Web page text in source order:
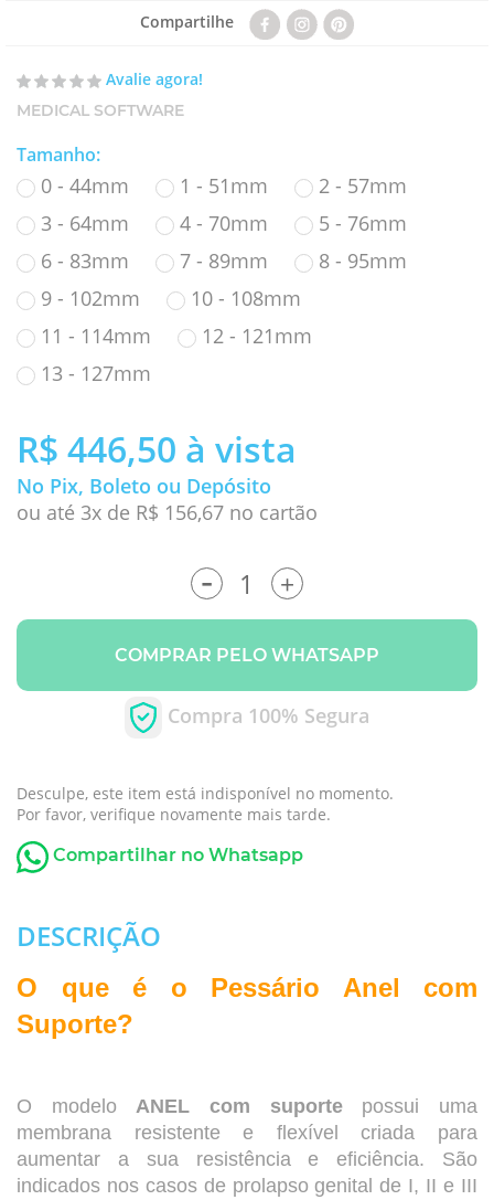
Compartilhe
Avalie agora!
MEDICAL SOFTWARE
Tamanho:
0 - 44mm 1 - 51mm
2 - 57mm
3 - 64mm
4 - 70mm
5 - 76mm
6 - 83mm
7 - 89mm
8 - 95mm
9 - 102mm
10 - 108mm
11 - 114mm
12 - 121mm
13 - 127mm
R$ 446,50 à vista
No Pix, Boleto ou Depósito
ou até 3x de R$ 156,67 no cartão
- +
COMPRAR PELO WHATSAPP
Compra 100% Segura
Desculpe, este item está indisponível no momento.
Por favor, verifique novamente mais tarde.
Compartilhar no Whatsapp
DESCRIÇÃO
O que é o Pessário Anel com
Suporte?
O modeloANEL com suportepossui uma
membrana resistente e flexível criada para
aumentar a sua resistência e eficiência. São
indicados nos casos de prolapso genital de I, II e III